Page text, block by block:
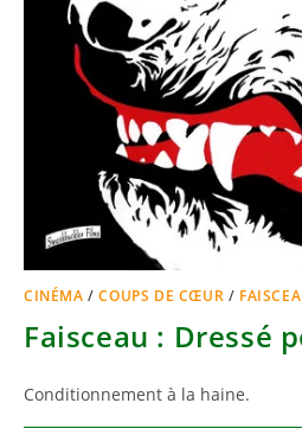
CINÉMA /COUPS DE CŒUR /
Faisceau : Dressé
Conditionnement à la haine.